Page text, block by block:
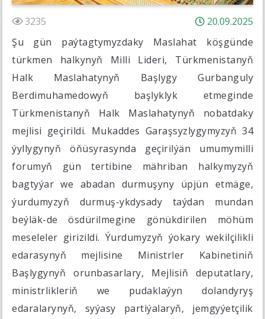
3235
20.09.2025
Şu gün paýtagtymyzdaky Maslahat köşgünde
türkmen halkynyň Milli Lideri, Türkmenistanyň
Halk Maslahatynyň Başlygy Gurbanguly
Berdimuhamedowyň başlyklyk etmeginde
Türkmenistanyň Halk Maslahatynyň nobatdaky
mejlisi geçirildi. Mukaddes Garaşsyzlygymyzyň 34
ýyllygynyň öňüsyrasynda geçirilýän umumymilli
forumyň gün tertibine mähriban halkymyzyň
bagtyýar we abadan durmuşyny üpjün etmäge,
ýurdumyzyň durmuş-ykdysady taýdan mundan
beýläk-de ösdürilmegine gönükdirilen möhüm
meseleler girizildi. Ýurdumyzyň ýokary wekilçilikli
edarasynyň mejlisine Ministrler Kabinetiniň
Başlygynyň orunbasarlary, Mejlisiň deputatlary,
ministrlikleriň we pudaklaýyn dolandyryş
edaralarynyň, syýasy partiýalaryň, jemgyýetçilik